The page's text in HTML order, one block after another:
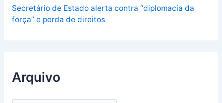
Secretário de Estado alerta contra “diplomacia da
força” e perda de direitos
Arquivo